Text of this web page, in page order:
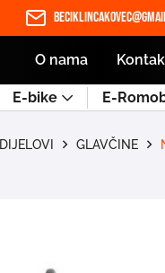
O nama
E-bike E-
DIJELOVI GLAVČINE